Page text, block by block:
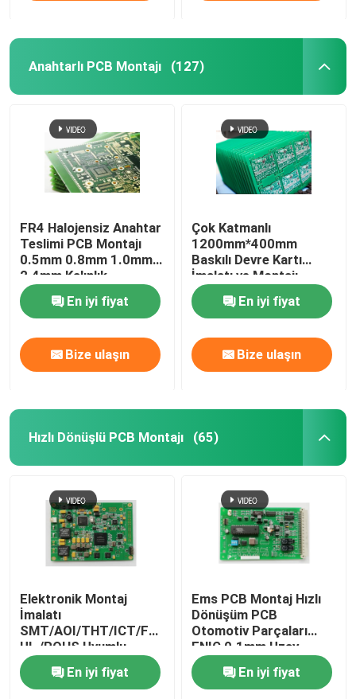
Anahtarlı PCB Montajı (127)
FR4 Halojensiz Anahtar
Teslimi PCB Montajı
0.5mm 0.8mm 1.0mm
2.4mm Kalınlık
En iyi fiyat
Bize ulaşın
Çok Katmanlı
1200mm*400mm
Baskılı Devre Kartı
İmalatı ve Montajı,
Bakır 0.5 - 10OZ
En iyi fiyat
Bize ulaşın
Hızlı Dönüşlü PCB Montajı (65)
Elektronik Montaj
İmalatı
SMT/AOI/THT/ICT/FT
UL /ROHS Uyumlu
En iyi fiyat
Ems PCB Montaj Hızlı
Dönüşüm PCB
Otomotiv Parçaları
ENIG 0.1mm Uzay
En iyi fiyat